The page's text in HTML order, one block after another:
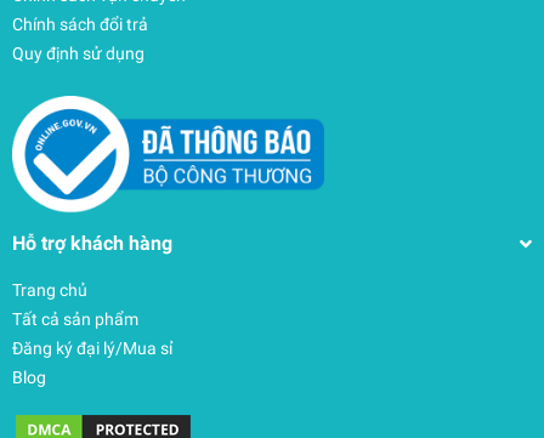
Chính sách đổi trả
Quy định sử dụng
Hỗ trợ khách hàng
Trang chủ
Tất cả sản phẩm
Đăng ký đại lý/Mua sỉ
Blog